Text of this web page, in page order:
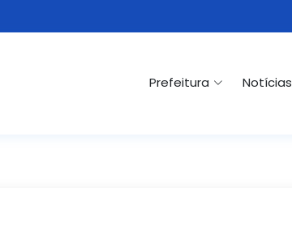
Prefeitura Notícias